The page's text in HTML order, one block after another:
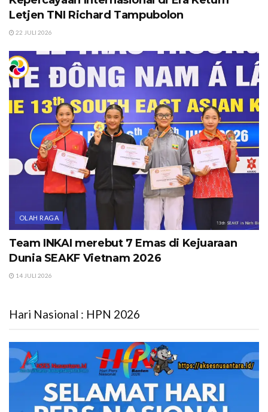
Letjen TNI Richard Tampubolon
22 JULI 2026
OLAH RAGA
Team INKAI merebut 7 Emas di Kejuaraan
Dunia SEAKF Vietnam 2026
14 JULI 2026
Hari Nasional : HPN 2026